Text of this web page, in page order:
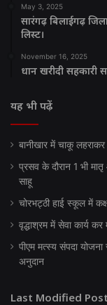
May 3, 2025
सारंगढ़ बिलाईगढ़
लिस्ट।
November 16, 2025
धान खरीदी सहकारी
यह भी पढ़ें
बानीखार में चाकू
प्रसव के दौरान 1 भी
साहू
चोरभट्ठी हाई स्कूल में
वृद्धाश्रम में सेवा कार्य
पीएम मत्स्य संपदा
अनुदान
Last Modified